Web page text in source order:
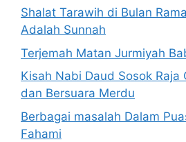
Shalat Tarawih di Bulan
Adalah Sunnah
Terjemah Matan Jurmiyah
Kisah Nabi Daud Sosok Raja
dan Bersuara Merdu
Berbagai masalah Dalam
Fahami